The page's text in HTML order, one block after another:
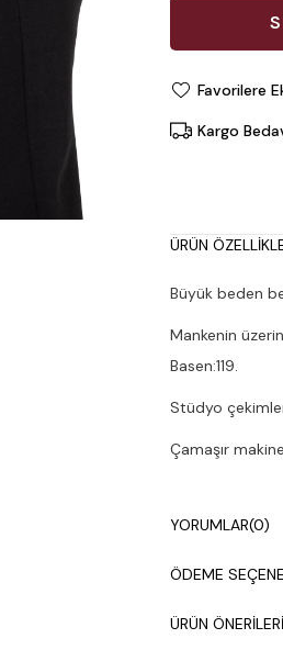
Favorilere
Kargo
ÜRÜN
Büyük beden
Mankenin
Basen:119.
Stüdyo
Çamaşır
YORUMLAR(0)
ÖDEME
ÜRÜN ÖNERILERI